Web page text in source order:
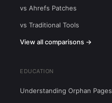
vs Ahrefs Patches
vs Traditional Tools
View all comparisons →
EDUCATION
Understanding Orphan Pages